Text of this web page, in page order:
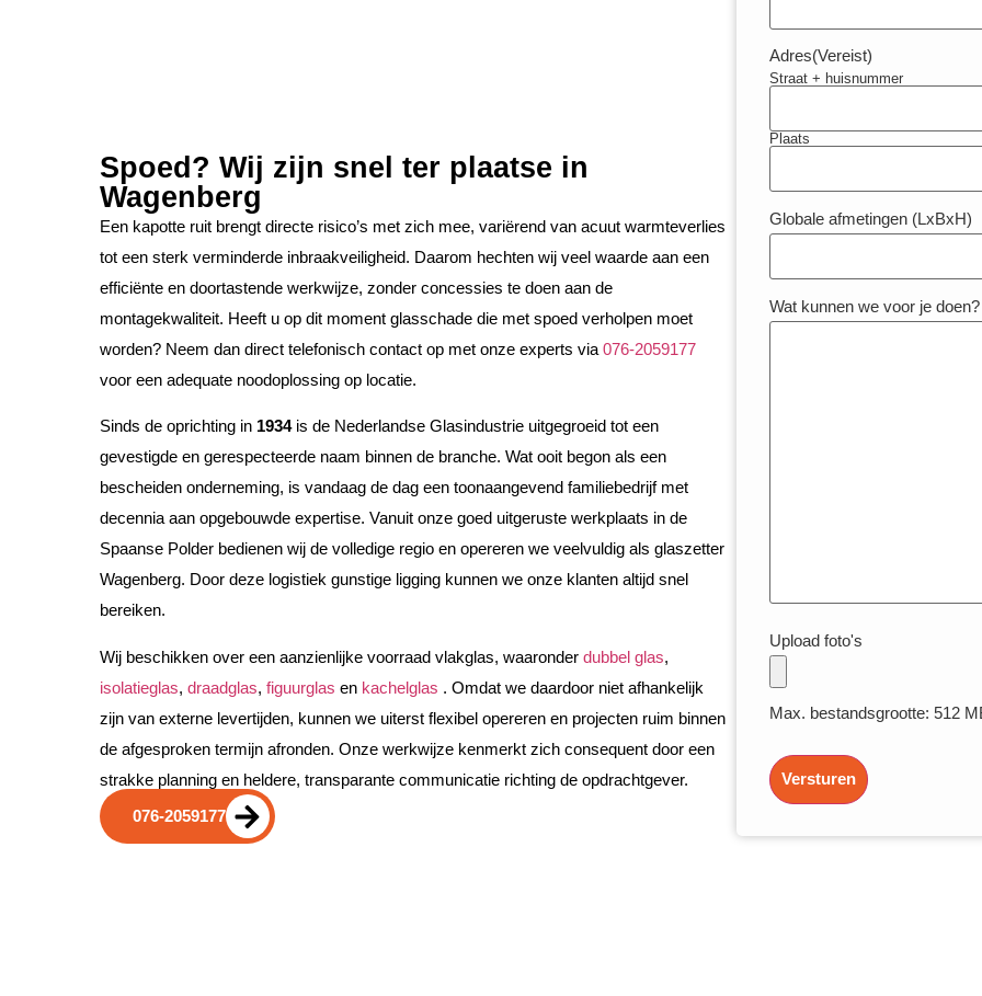
Spoed? Wij zijn snel ter plaatse in
Wagenberg
Een kapotte ruit brengt directe risico’s met zich mee, variërend van acuut warmteverlies
tot een sterk verminderde inbraakveiligheid. Daarom hechten wij veel waarde aan een
efficiënte en doortastende werkwijze, zonder concessies te doen aan de
montagekwaliteit. Heeft u op dit moment glasschade die met spoed verholpen moet
worden? Neem dan direct telefonisch contact op met onze experts via 076-2059177
voor een adequate noodoplossing op locatie.
Sinds de oprichting in 1934is de Nederlandse Glasindustrie uitgegroeid tot een
gevestigde en gerespecteerde naam binnen de branche. Wat ooit begon als een
bescheiden onderneming, is vandaag de dag een toonaangevend familiebedrijf met
decennia aan opgebouwde expertise. Vanuit onze goed uitgeruste werkplaats in de
Spaanse Polder bedienen wij de volledige regio en opereren we veelvuldig als glaszetter
Wagenberg. Door deze logistiek gunstige ligging kunnen we onze klanten altijd snel
bereiken.
Wij beschikken over een aanzienlijke voorraad vlakglas, waaronder dubbel glas,
isolatieglas, draadglas, figuurglas en kachelglas . Omdat we daardoor niet afhankelijk
zijn van externe levertijden, kunnen we uiterst flexibel opereren en projecten ruim binnen
de afgesproken termijn afronden. Onze werkwijze kenmerkt zich consequent door een
strakke planning en heldere, transparante communicatie richting de opdrachtgever.
076-2059177
Adres(Vereist)
Straat + huisnummer
Plaats
Globale afmetingen (LxBxH)
Wat kunnen we voor je doen?
Upload foto's
Max. bestandsgrootte: 512
Versturen